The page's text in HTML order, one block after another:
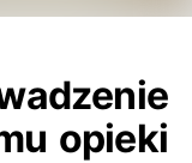
opieki